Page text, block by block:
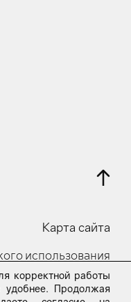
Карта сайта
использования
права защищены
корректной работы
Продолжая